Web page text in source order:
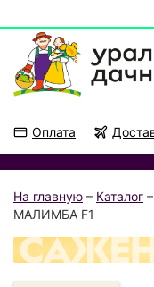
Оплата
На главную – Каталог –
МАЛИМБА F1